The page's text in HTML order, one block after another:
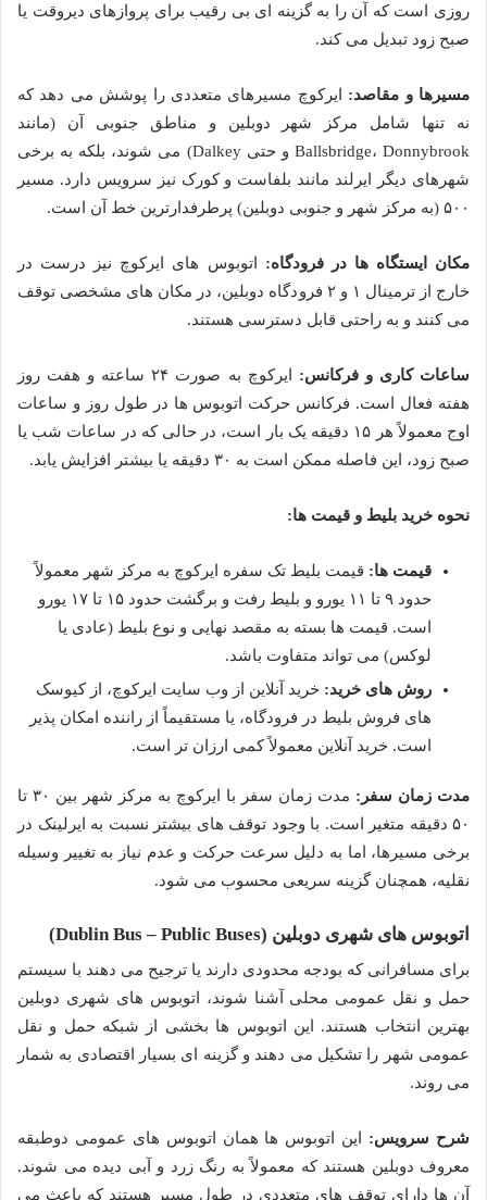
روزی است که آن را به گزینه ای بی رقیب برای پروازهای دیروقت یا
صبح زود تبدیل می کند.
مسیرها و مقاصد: ایرکوچ مسیرهای متعددی را پوشش می دهد که
نه تنها شامل مرکز شهر دوبلین و مناطق جنوبی آن (مانند
Ballsbridge، Donnybrook و حتی Dalkey) می شوند، بلکه به برخی
شهرهای دیگر ایرلند مانند بلفاست و کورک نیز سرویس دارد. مسیر
۵۰۰ (به مرکز شهر و جنوبی دوبلین) پرطرفدارترین خط آن است.
مکان ایستگاه ها در فرودگاه: اتوبوس های ایرکوچ نیز درست در
خارج از ترمینال ۱ و ۲ فرودگاه دوبلین، در مکان های مشخصی توقف
می کنند و به راحتی قابل دسترسی هستند.
ساعات کاری و فرکانس:
ایرکوچ به صورت ۲۴ ساعته و هفت روز
هفته فعال است. فرکانس حرکت اتوبوس ها در طول روز و ساعات
اوج معمولاً هر ۱۵ دقیقه یک بار است، در حالی که در ساعات شب یا
صبح زود، این فاصله ممکن است به ۳۰ دقیقه یا بیشتر افزایش یابد.
نحوه خرید بلیط و قیمت ها:
قیمت ها: قیمت بلیط تک سفره ایرکوچ به مرکز شهر معمولاً
حدود ۹ تا ۱۱ یورو و بلیط رفت و برگشت حدود ۱۵ تا ۱۷ یورو
است. قیمت ها بسته به مقصد نهایی و نوع بلیط (عادی یا
لوکس) می تواند متفاوت باشد.
روش های خرید: خرید آنلاین از وب سایت ایرکوچ، از کیوسک
های فروش بلیط در فرودگاه، یا مستقیماً از راننده امکان پذیر
است. خرید آنلاین معمولاً کمی ارزان تر است.
مدت زمان سفر:
مدت زمان سفر با ایرکوچ به مرکز شهر بین ۳۰ تا
۵۰ دقیقه متغیر است. با وجود توقف های بیشتر نسبت به ایرلینک در
برخی مسیرها، اما به دلیل سرعت حرکت و عدم نیاز به تغییر وسیله
نقلیه، همچنان گزینه سریعی محسوب می شود.
اتوبوس های شهری دوبلین (Dublin Bus – Public Buses)
برای مسافرانی که بودجه محدودی دارند یا ترجیح می دهند با سیستم
حمل و نقل عمومی محلی آشنا شوند، اتوبوس های شهری دوبلین
بهترین انتخاب هستند. این اتوبوس ها بخشی از شبکه حمل و نقل
عمومی شهر را تشکیل می دهند و گزینه ای بسیار اقتصادی به شمار
می روند.
شرح سرویس: این اتوبوس ها همان اتوبوس های عمومی دوطبقه
معروف دوبلین هستند که معمولاً به رنگ زرد و آبی دیده می شوند.
آن ها دارای توقف های متعددی در طول مسیر هستند که باعث می